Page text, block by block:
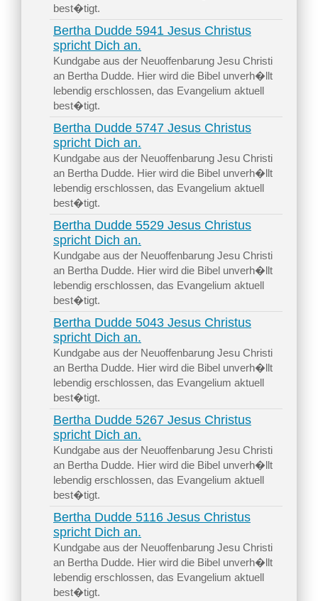
best�tigt.
Bertha Dudde 5941 Jesus Christus
spricht Dich an.
Kundgabe aus der Neuoffenbarung Jesu Christi
an Bertha Dudde. Hier wird die Bibel unverh�llt
lebendig erschlossen, das Evangelium aktuell
best�tigt.
Bertha Dudde 5747 Jesus Christus
spricht Dich an.
Kundgabe aus der Neuoffenbarung Jesu Christi
an Bertha Dudde. Hier wird die Bibel unverh�llt
lebendig erschlossen, das Evangelium aktuell
best�tigt.
Bertha Dudde 5529 Jesus Christus
spricht Dich an.
Kundgabe aus der Neuoffenbarung Jesu Christi
an Bertha Dudde. Hier wird die Bibel unverh�llt
lebendig erschlossen, das Evangelium aktuell
best�tigt.
Bertha Dudde 5043 Jesus Christus
spricht Dich an.
Kundgabe aus der Neuoffenbarung Jesu Christi
an Bertha Dudde. Hier wird die Bibel unverh�llt
lebendig erschlossen, das Evangelium aktuell
best�tigt.
Bertha Dudde 5267 Jesus Christus
spricht Dich an.
Kundgabe aus der Neuoffenbarung Jesu Christi
an Bertha Dudde. Hier wird die Bibel unverh�llt
lebendig erschlossen, das Evangelium aktuell
best�tigt.
Bertha Dudde 5116 Jesus Christus
spricht Dich an.
Kundgabe aus der Neuoffenbarung Jesu Christi
an Bertha Dudde. Hier wird die Bibel unverh�llt
lebendig erschlossen, das Evangelium aktuell
best�tigt.